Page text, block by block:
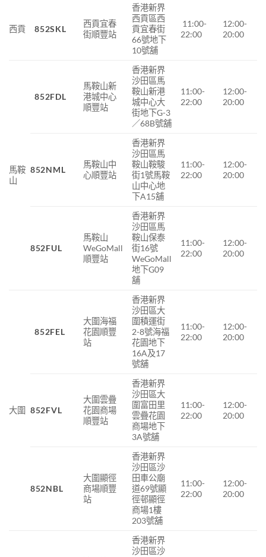
西貢 852SKL
西貢宜春
街順豐站
香港新界
西貢區西
貢宜春街
66號地下
10號舖
11:00-
22:00
12:00-
20:00
馬鞍
山
852FDL
馬鞍山新
港城中心
順豐站
香港新界
沙田區馬
鞍山新港
城中心大
街地下G-3
／68B號舖
11:00-
22:00
12:00-
20:00
852NML
馬鞍山中
心順豐站
香港新界
沙田區馬
鞍山鞍駿
街1號馬鞍
山中心地
下A15舖
11:00-
22:00
12:00-
20:00
852FUL
馬鞍山
WeGoMall
順豐站
香港新界
沙田區馬
鞍山保泰
街16號
WeGoMall
地下G09
舖
11:00-
22:00
12:00-
20:00
大圍
852FEL
大圍海福
花園順豐
站
香港新界
沙田區大
圍積運街
2-8號海福
花園地下
16A及17
號舖
11:00-
22:00
12:00-
20:00
852FVL
大圍雲疊
花園商場
順豐站
香港新界
沙田區大
圍富田里
雲疊花園
商場地下
3A號舖
11:00-
22:00
12:00-
20:00
852NBL
大圍顯徑
商場順豐
站
香港新界
沙田區沙
田車公廟
道69號顯
徑邨顯徑
商場1樓
203號舖
11:00-
22:00
12:00-
20:00
香港新界
沙田區沙